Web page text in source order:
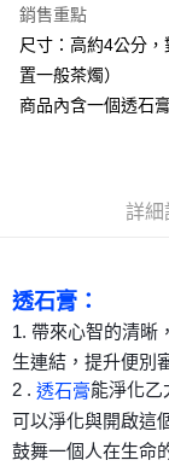
全家取貨付款
每筆NT$80，滿
7-11取貨付款
每筆NT$80，滿
付款後門市自取
免運費
銷售重點
尺寸：高約4公分
置一般茶燭）
商品內含一個透石
詳細
透石膏：
1. 帶來心智的清晰
生連結，提升便別
2 . 透石膏能淨化乙
可以淨化與開啟這
鼓舞一個人在生命